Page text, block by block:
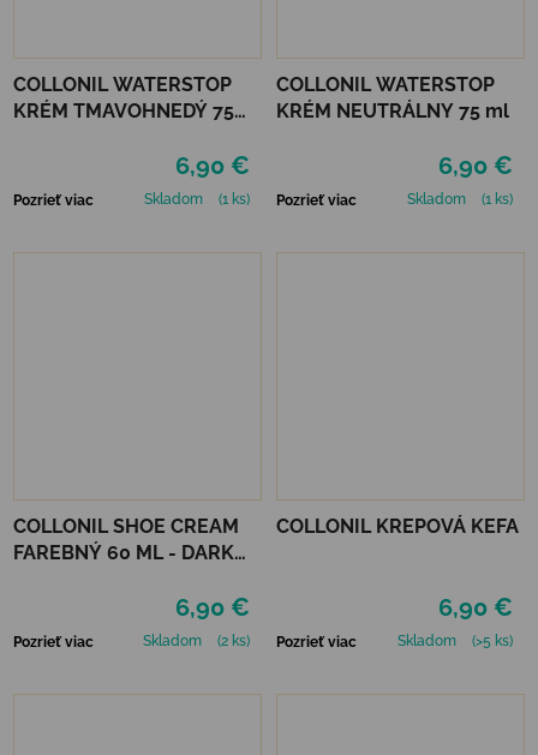
COLLONIL WATERSTOP
KRÉM TMAVOHNEDÝ 75
6,90 €
Pozrieť viac Skladom (1 ks)
COLLONIL WATERSTOP
KRÉM NEUTRÁLNY 75 ml
6,90 €
Pozrieť viac Skladom (1 ks)
COLLONIL SHOE CREAM
FAREBNÝ 60 ML - DARK
6,90 €
Pozrieť viac Skladom (2 ks)
COLLONIL KREPOVÁ KEFA
6,90 €
Pozrieť viac Skladom (>5 ks)